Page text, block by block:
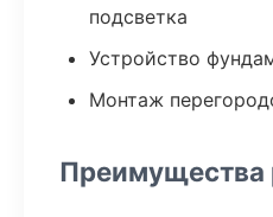
подсветка
Устройство
Монтаж
Преимущества